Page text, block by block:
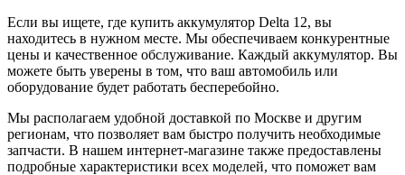
Если вы ищете, где купить аккумулятор Delta 12, вы
находитесь в нужном месте. Мы обеспечиваем конкурентные
цены и качественное обслуживание. Каждый аккумулятор. Вы
можете быть уверены в том, что ваш автомобиль или
оборудование будет работать бесперебойно.
Мы располагаем удобной доставкой по Москве и другим
регионам, что позволяет вам быстро получить необходимые
запчасти. В нашем интернет-магазине также предоставлены
подробные характеристики всех моделей, что поможет вам